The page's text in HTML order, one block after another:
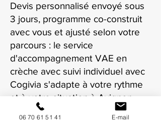
Devis personnalisé envoyé sous
3 jours, programme co-construit
avec vous et ajusté selon votre
parcours : le service
d'accompagnement VAE en
crèche avec suivi individuel avec
Cogivia s'adapte à votre rythme
et à votre situation à Avignon.
06 70 61 51 41 E-mail